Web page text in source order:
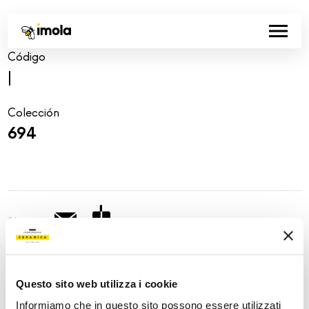
Questo sito web utilizza i cookie
Informiamo che in questo sito possono essere utilizzati
Código
Colección
694
Share: